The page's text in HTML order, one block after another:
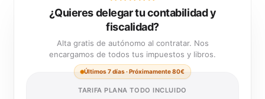
¿Quieres delegar tu contabilidad y
fiscalidad?
Alta gratis de autónomo al contratar. Nos
encargamos de todos tus impuestos y libros.
Últimos 7 días · Próximamente 80€
TARIFA PLANA TODO INCLUIDO